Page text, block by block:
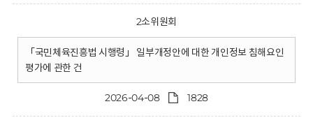
2소위원회
「국민체육진흥법 시행령」 일부개정안에 대한 개인정보 침해요인
평가에 관한 건
2026-04-08 1828